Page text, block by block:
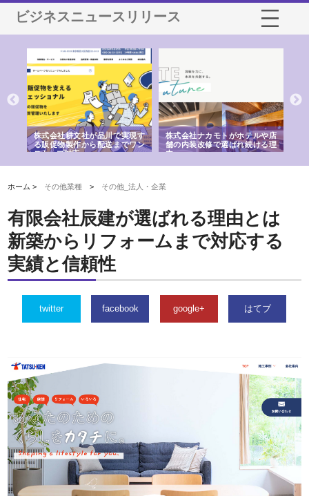
ビジネスニュースリリース
株式会社耕文社が品川で実現す
る販促物製作から配送までワン
ストップ対応
株式会社ナカモトがホテルや店
舗の内装改修で選ばれ続ける理
由
ホーム > その他業種 > その他_法人・企業
有限会社辰建が選ばれる理由とは
新築からリフォームまで対応する
実績と信頼性
twitter facebook google+ はてブ